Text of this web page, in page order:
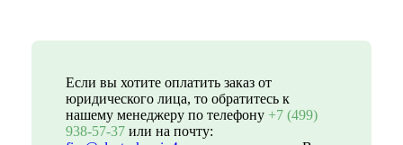
Если вы хотите оплатить заказ от
юридического лица, то обратитесь к
нашему менеджеру по телефону +7 (499)
938-57-37или на почту: